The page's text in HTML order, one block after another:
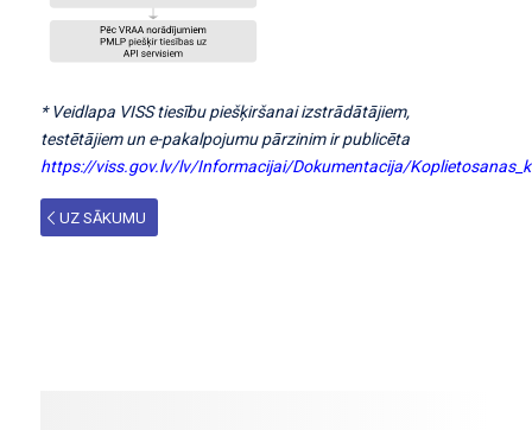
* Veidlapa VISS tiesību piešķiršanai izstrādātājiem,
testētājiem un e-pakalpojumu pārzinim ir publicēta
https://viss.gov.lv/lv/Informacijai/Dokumentacija/
UZ SĀKUMU